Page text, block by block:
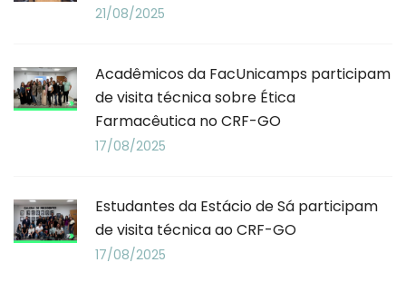
21/08/2025
Acadêmicos da FacUnicamps participam
de visita técnica sobre Ética
Farmacêutica no CRF-GO
17/08/2025
Estudantes da Estácio de Sá participam
de visita técnica ao CRF-GO
17/08/2025